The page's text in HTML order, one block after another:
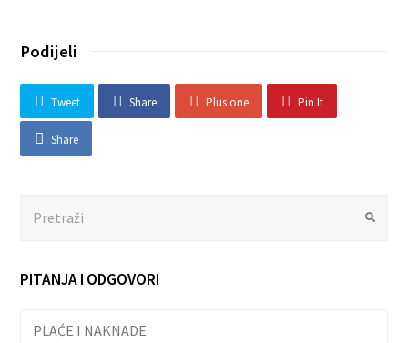
Podijeli
Tweet Share Plus one Pin It
Share
Submit
PITANJA I ODGOVORI
PLAĆE I NAKNADE